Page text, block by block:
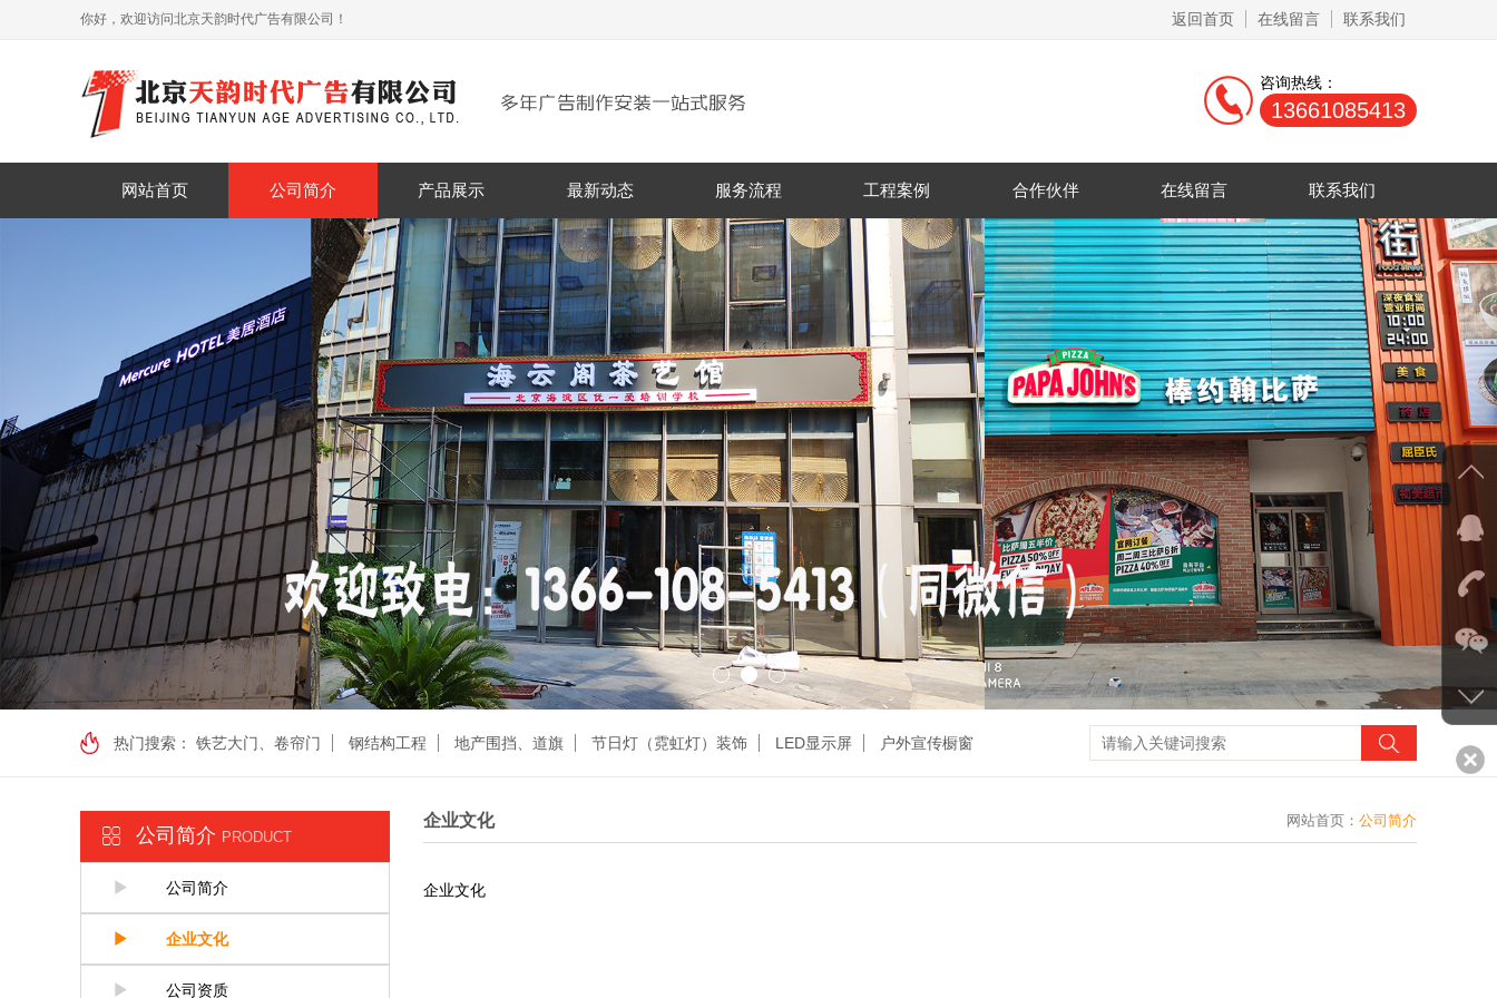
你好，欢迎访问北京天韵时代广告有限公司！ 返回首页 在线留言 联系我们
咨询热线：
13661085413
网站首页 公司简介 产品展示 最新动态 服务流程 工程案例 合作伙伴 在线留言 联系我们
热门搜索： 铁艺大门、卷帘门 钢结构工程 地产围挡、道旗 节日灯（霓虹灯）装饰 LED显示屏 户外宣传橱窗
公司简介 PRODUCT
公司简介
企业文化
公司资质
企业文化 网站首页 ： 公司简介
企业文化